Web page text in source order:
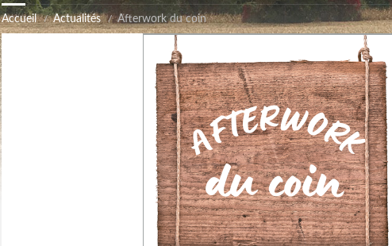
Accueil Actualités Afterwork du coin